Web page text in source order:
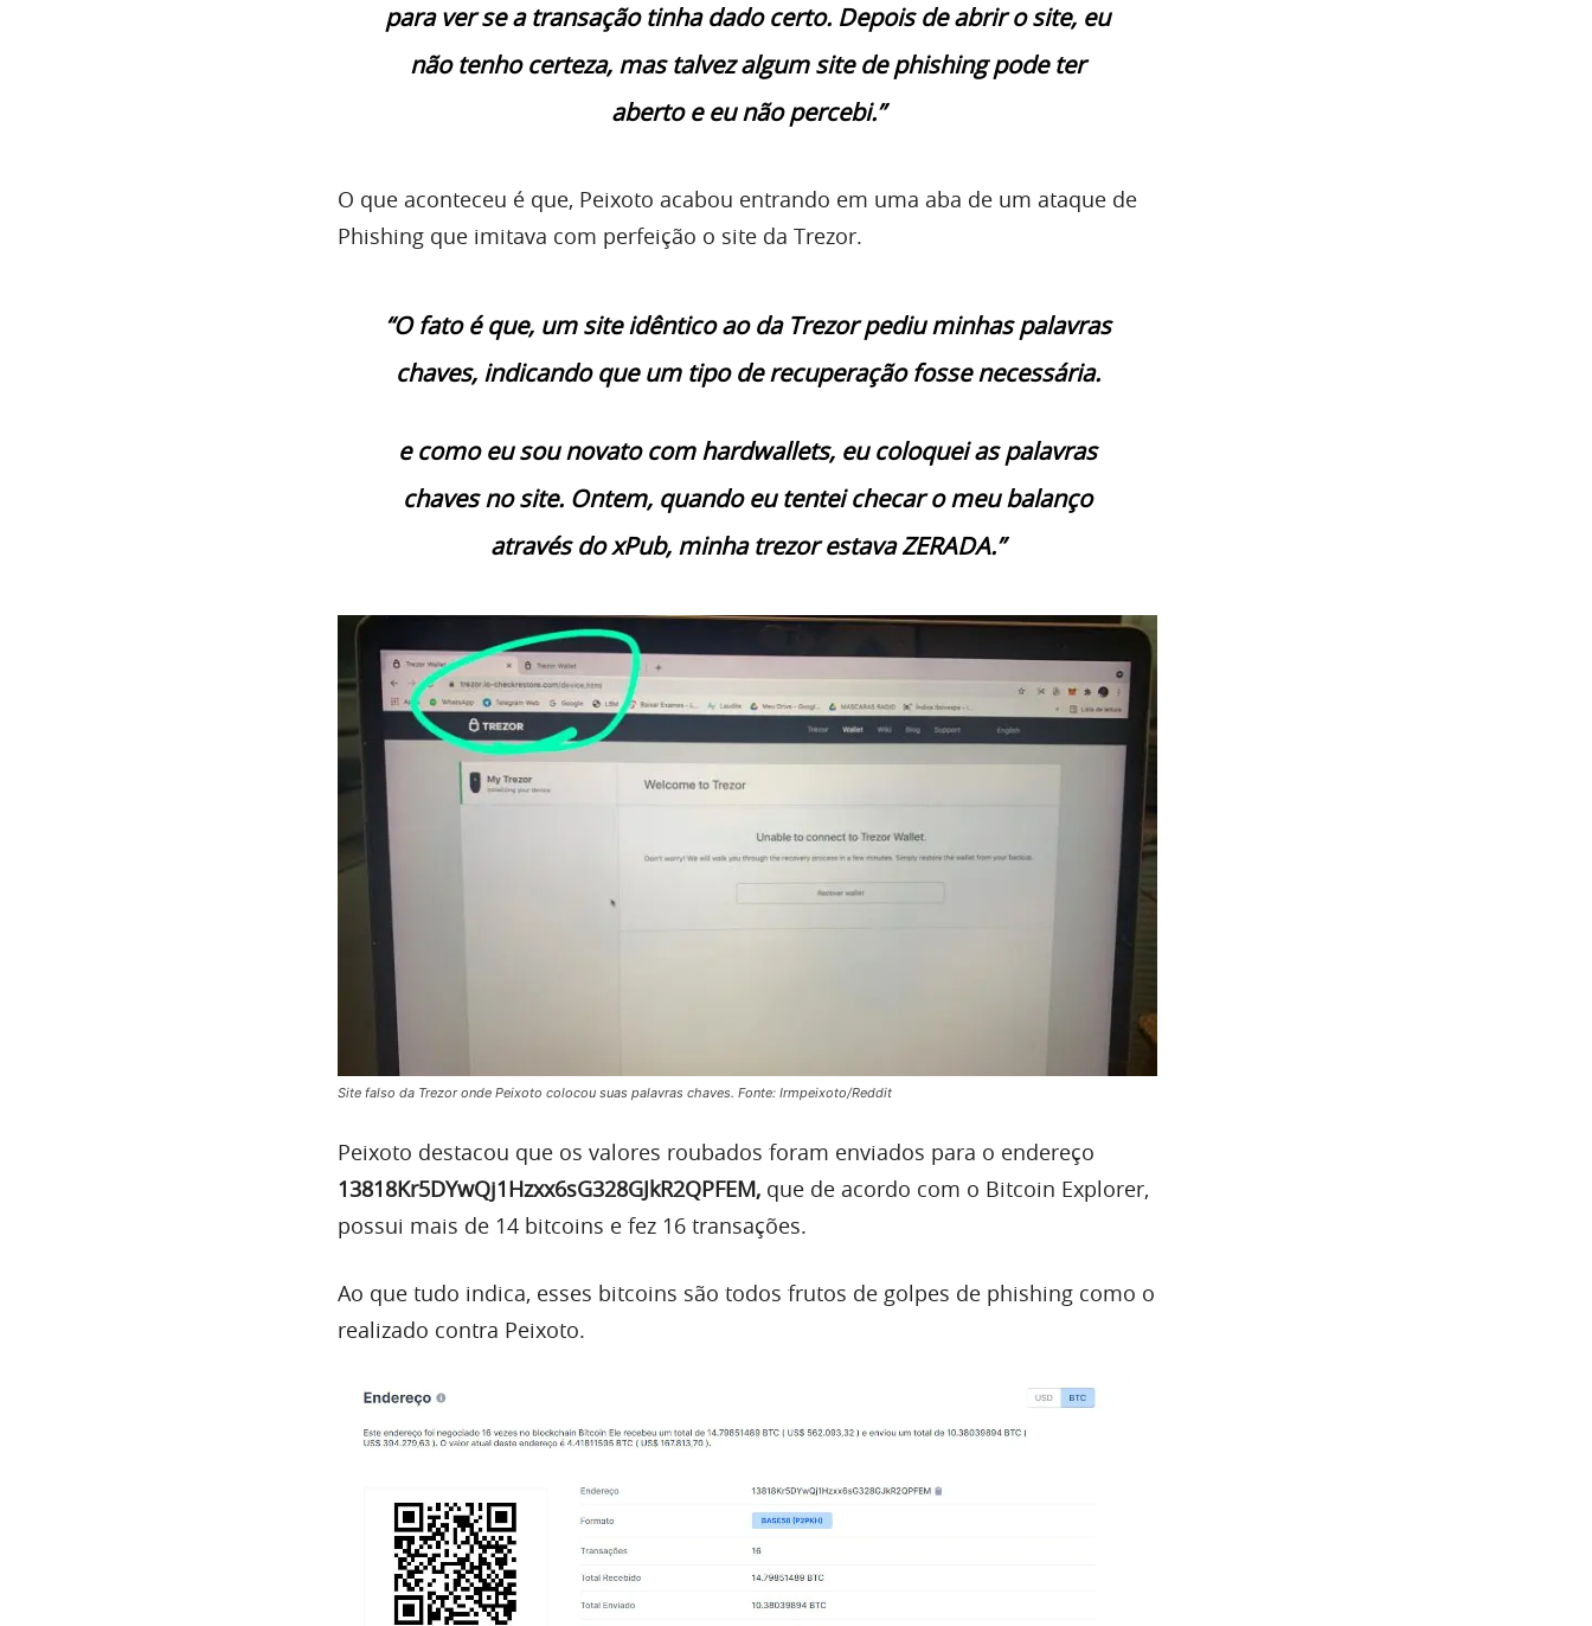
para ver se a transação tinha dado certo. Depois de abrir o site, eu
não tenho certeza, mas talvez algum site de phishing pode ter
aberto e eu não percebi.”
O que aconteceu é que, Peixoto acabou entrando em uma aba de um ataque de
Phishing que imitava com perfeição o site da Trezor.
“O fato é que, um site idêntico ao da Trezor pediu minhas palavras
chaves, indicando que um tipo de recuperação fosse necessária.
e como eu sou novato com hardwallets, eu coloquei as palavras
chaves no site. Ontem, quando eu tentei checar o meu balanço
através do xPub, minha trezor estava ZERADA.”
Site falso da Trezor onde Peixoto colocou suas palavras chaves. Fonte: Irmpeixoto/Reddit
Peixoto destacou que os valores roubados foram enviados para o endereço
13818Kr5DYwQj1Hzxx6sG328GJkR2QPFEM, que de acordo com o Bitcoin Explorer,
possui mais de 14 bitcoins e fez 16 transações.
Ao que tudo indica, esses bitcoins são todos frutos de golpes de phishing como o
realizado contra Peixoto.